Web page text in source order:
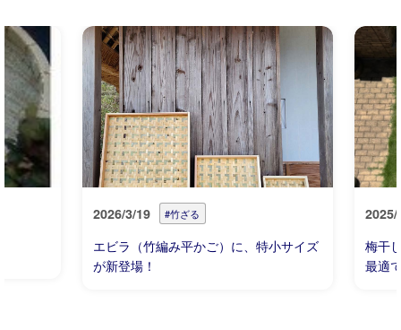
2026/3/19 #竹ざる
エビラ（竹編み平かご）に、特小サイズ
が新登場！
2025/
梅干
最適